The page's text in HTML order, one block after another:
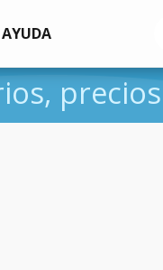
AYUDA